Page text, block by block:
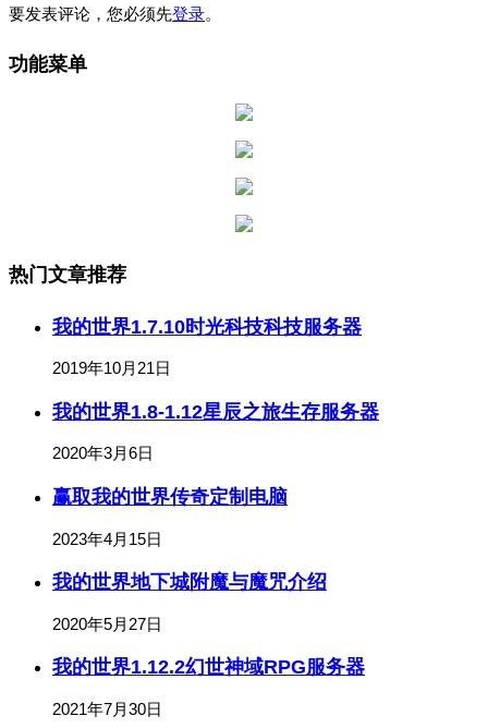
要发表评论，您必须先登录。
功能菜单
热门文章推荐
我的世界1.7.10时光科技科技服务器
2019年10月21日
我的世界1.8-1.12星辰之旅生存服务器
2020年3月6日
赢取我的世界传奇定制电脑
2023年4月15日
我的世界地下城附魔与魔咒介绍
2020年5月27日
我的世界1.12.2幻世神域RPG服务器
2021年7月30日